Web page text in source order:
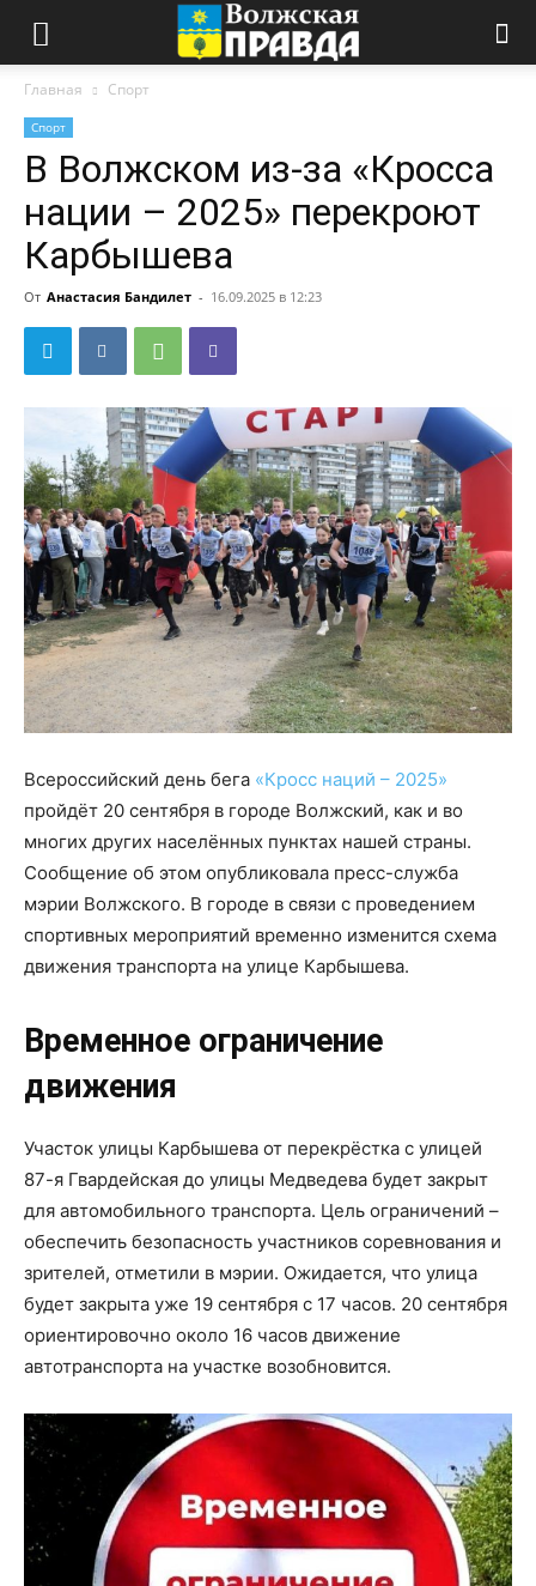
Главная Спорт
Спорт
В Волжском из-за «Кросса
нации – 2025» перекроют
Карбышева
От Анастасия Бандилет - 16.09.2025 в 12:23
Всероссийский день бега «Кросс наций – 2025»
пройдёт 20 сентября в городе Волжский, как и во
многих других населённых пунктах нашей страны.
Сообщение об этом опубликовала пресс-служба
мэрии Волжского. В городе в связи с проведением
спортивных мероприятий временно изменится схема
движения транспорта на улице Карбышева.
Временное ограничение
движения
Участок улицы Карбышева от перекрёстка с улицей
87-я Гвардейская до улицы Медведева будет закрыт
для автомобильного транспорта. Цель ограничений –
обеспечить безопасность участников соревнования и
зрителей, отметили в мэрии. Ожидается, что улица
будет закрыта уже 19 сентября с 17 часов. 20 сентября
ориентировочно около 16 часов движение
автотранспорта на участке возобновится.